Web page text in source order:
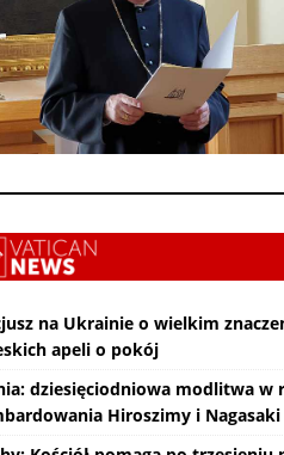
na Ukrainie o wielkim
apeli o pokój
dziesięciodniowa modlitwa w
Hiroszimy i Nagasaki